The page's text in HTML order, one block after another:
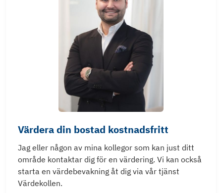
Värdera din bostad kostnadsfritt
Jag eller någon av mina kollegor som kan just ditt
område kontaktar dig för en värdering. Vi kan också
starta en värdebevakning åt dig via vår tjänst
Värdekollen.